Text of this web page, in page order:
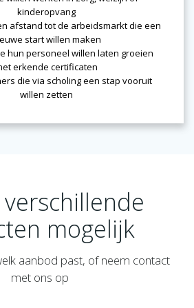
kinderopvang
afstand tot de arbeidsmarkt die een
start willen maken
hun personeel willen laten groeien
erkende certificaten
die via scholing een stap vooruit
willen zetten
verschillende
mogelijk
aanbod past, of neem contact
met ons op